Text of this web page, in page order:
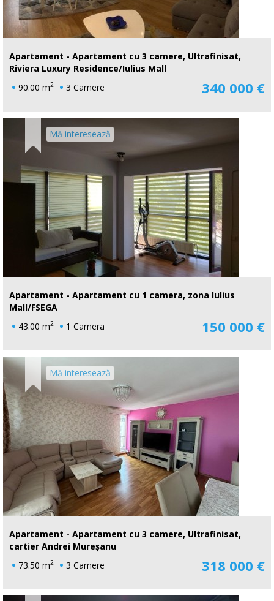
Apartament - Apartament cu 3 camere, Ultrafinisat,
Riviera Luxury Residence/Iulius Mall
90.00 m2 3 Camere 340 000 €
Mă interesează
Apartament - Apartament cu 1 camera, zona Iulius
Mall/FSEGA
43.00 m2 1 Camera 150 000 €
Mă interesează
Apartament - Apartament cu 3 camere, Ultrafinisat,
cartier Andrei Mureșanu
73.50 m2 3 Camere 318 000 €